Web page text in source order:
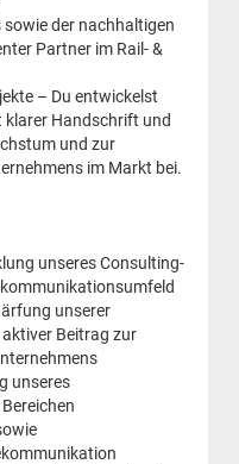
der nachhaltigen
Partner im Rail- &
– Du entwickelst
klarer Handschrift und
und zur
im Markt bei.
unseres Consulting-
unserer
Beitrag zur
unseres